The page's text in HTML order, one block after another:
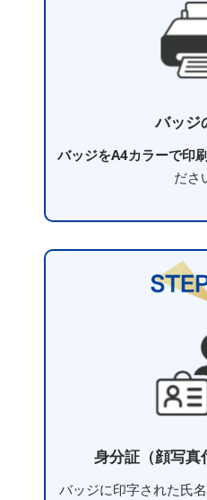
バッジ
バッジをA4カラーで印
ださ
身分証（顔写真
バッジに印字された氏